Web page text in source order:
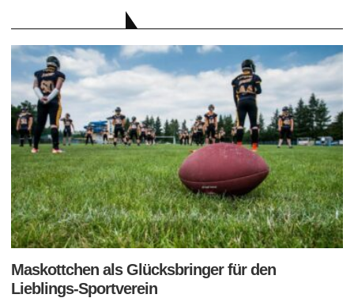
Maskottchen als Glücksbringer für den
Lieblings-Sportverein